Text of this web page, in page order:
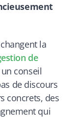
la
de
conseil
de discours
concrets, des
qui